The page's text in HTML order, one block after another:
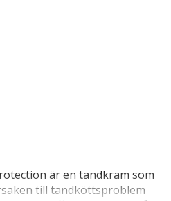
är en tandkräm som
till tandköttsproblem